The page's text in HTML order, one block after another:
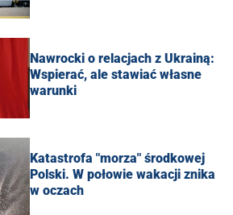
Nawrocki o relacjach z Ukrainą:
Wspierać, ale stawiać własne
warunki
Katastrofa "morza" środkowej
Polski. W połowie wakacji znika
w oczach